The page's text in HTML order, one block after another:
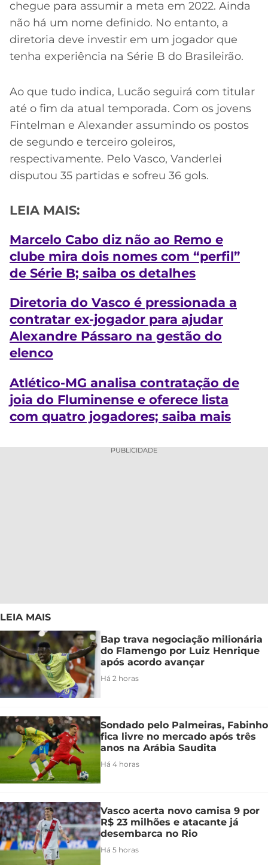
chegue para assumir a meta em 2022. Ainda
não há um nome definido. No entanto, a
diretoria deve investir em um jogador que
tenha experiência na Série B do Brasileirão.
Ao que tudo indica, Lucão seguirá com titular
até o fim da atual temporada. Com os jovens
Fintelman e Alexander assumindo os postos
de segundo e terceiro goleiros,
respectivamente. Pelo Vasco, Vanderlei
disputou 35 partidas e sofreu 36 gols.
LEIA MAIS:
Marcelo Cabo diz não ao Remo e
clube mira dois nomes com “perfil”
de Série B; saiba os detalhes
Diretoria do Vasco é pressionada a
contratar ex-jogador para ajudar
Alexandre Pássaro na gestão do
elenco
Atlético-MG analisa contratação de
joia do Fluminense e oferece lista
com quatro jogadores; saiba mais
PUBLICIDADE
LEIA MAIS
Bap trava negociação milionária
do Flamengo por Luiz Henrique
após acordo avançar
Há 2 horas
Sondado pelo Palmeiras, Fabinho
fica livre no mercado após três
anos na Arábia Saudita
Há 4 horas
Vasco acerta novo camisa 9 por
R$ 23 milhões e atacante já
desembarca no Rio
Há 5 horas